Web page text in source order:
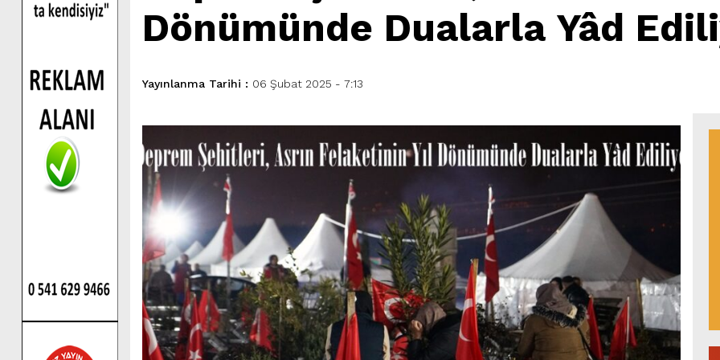
Dönümünde Dualarla Yâd
Yayınlanma Tarihi : 06 Şubat 2025 - 7:13